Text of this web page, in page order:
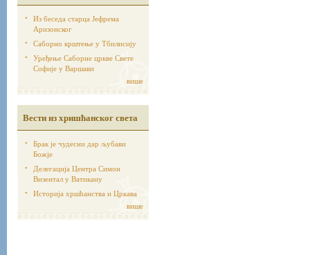
Из беседа старца Јефрема
Аризонског
Саборно крштење у Тбилисију
Уређење Саборне цркве Свете
Софије у Варшави
више
Вести из хришћанског света
Брак је чудесни дар љубави
Божје
Делегација Центра Симон
Визентал у Ватикану
Историја хршћанства и Цркава
више